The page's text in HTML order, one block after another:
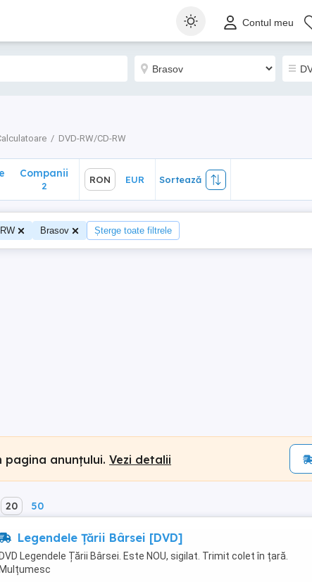
Contul meu
DVD-RW/CD-RW
Sortează
Companii
2
RON EUR Sortează
Brasov Șterge toate filtrele
pagina anunțului. Vezi detalii
20 50
Legendele Țării Bârsei [DVD]
DVD Legendele Țării Bârsei. Este NOU, sigilat. Trimit colet în țară.
Mulțumesc